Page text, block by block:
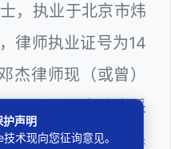
，执业于北京市炜
律师执业证号为14
杰律师现（或曾）
员、深圳市政府采
深圳市某区政府系
护声明
术现向您征询意见。